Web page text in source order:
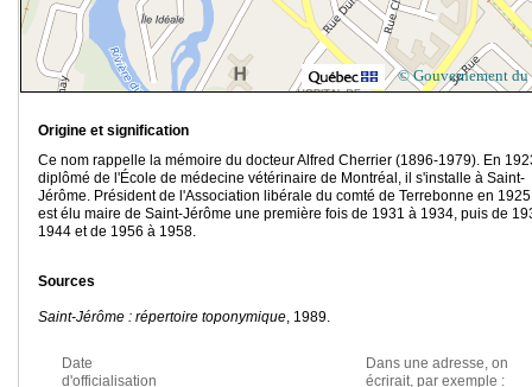
© Gouvernement du
Origine et signification
Ce nom rappelle la mémoire du docteur Alfred Cherrier (1896-1979). En
diplômé de l'École de médecine vétérinaire de Montréal, il s'installe à Saint-
Jérôme. Président de l'Association libérale du comté de Terrebonne en
est élu maire de Saint-Jérôme une première fois de 1931 à 1934, puis de
1944 et de 1956 à 1958.
Sources
Saint-Jérôme : répertoire toponymique, 1989.
Date
d'officialisation
Dans une adresse, on
écrirait, par exemple :